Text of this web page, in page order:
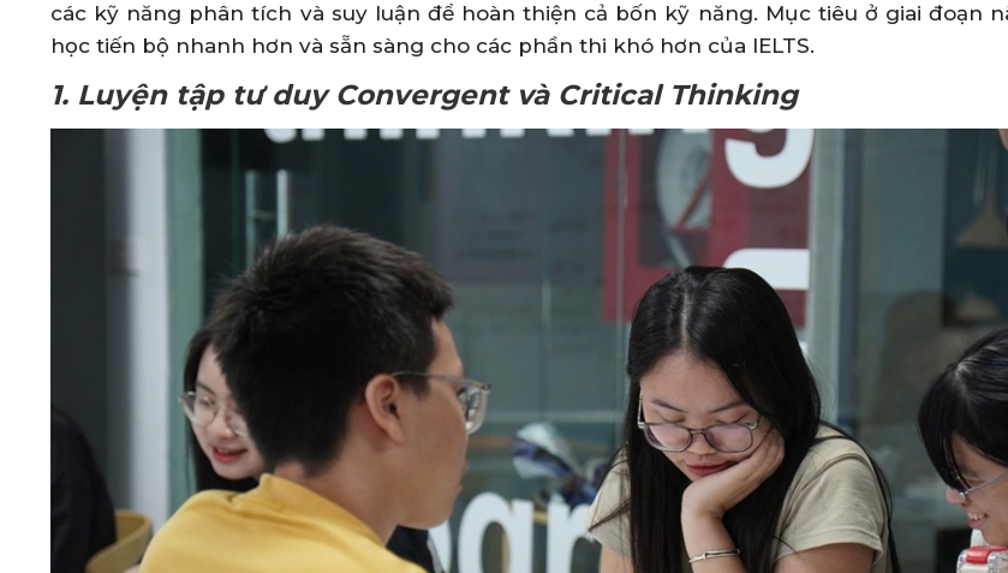
các kỹ năng phân tích và suy luận để hoàn thiện cả bốn kỹ năng. Mục tiêu ở giai đoạn
học tiến bộ nhanh hơn và sẵn sàng cho các phần thi khó hơn của IELTS.
1. Luyện tập tư duy Convergent và Critical Thinking